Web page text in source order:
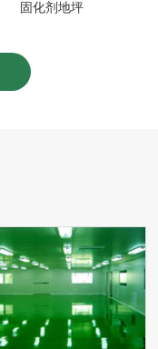
固化剂地坪